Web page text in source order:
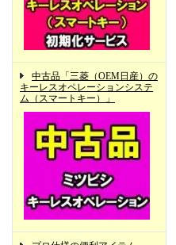
中古品「三菱（OEM日産）の
キーレスオペレーションシステ
ム（スマートキー）」